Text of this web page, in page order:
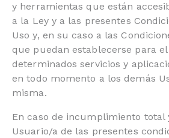
y herramientas que están
a la Ley y a las presentes
Uso y, en su caso a las
que puedan establecerse para el
determinados servicios y
en todo momento a los demás
misma.
En caso de incumplimiento total
Usuario/a de las presentes